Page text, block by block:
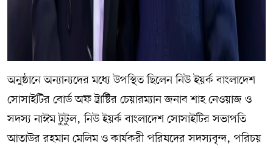
অনুষ্ঠানে অন্যান্যদের মধ্যে উপস্থিত ছিলেন নিউ ইয়র্ক বাংলাদেশ
সোসাইটির বোর্ড অফ ট্রাষ্টির চেয়ারম্যান জনাব শাহ নেওয়াজ ও
সদস্য নাঈম টুটুল, নিউ ইয়র্ক বাংলাদেশ সোসাইটির সভাপতি
আতাউর রহমান মেলিম ও কার্যকরী পরিষদের সদস্যবৃন্দ, পরিচয়